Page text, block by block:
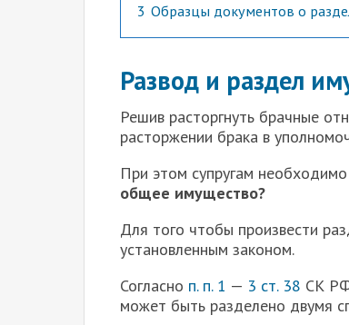
3 Образцы документов о
Развод и раздел
Решив расторгнуть брачные
расторжении брака в
При этом супругам
общее имущество?
Для того чтобы произвести
установленным законом.
Согласно п. п. 1 — 3 ст. 38 СК
может быть разделено двумя